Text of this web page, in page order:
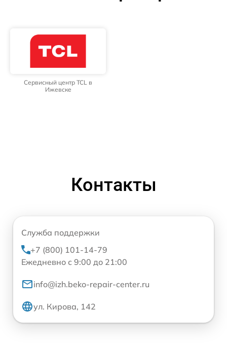
Сервисный центр TCL в
Ижевске
Контакты
Служба поддержки
+7 (800) 101-14-79
Ежедневно с 9:00 до 21:00
info@izh.beko-repair-center.ru
ул. Кирова, 142